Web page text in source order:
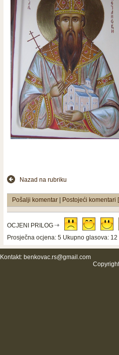
Nazad na rubriku
Pošalji komentar Postojeći komentari
OCJENI PRILOG
Prosječna ocjena: 5 Ukupno glasova: 12
Kontakt: benkovac.rs@gmail.com